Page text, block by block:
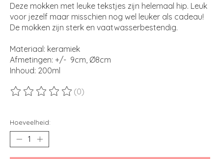
Deze mokken met leuke tekstjes zijn helemaal hip. Leuk
voor jezelf maar misschien nog wel leuker als cadeau!
De mokken zijn sterk en vaatwasserbestendig.
Materiaal: keramiek
Afmetingen: +/- 9cm, Ø8cm
Inhoud: 200ml
De beoordeling van dit product is
(0)
Hoeveelheid: